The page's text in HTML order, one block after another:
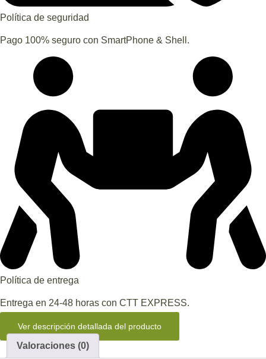
Política de seguridad
Pago 100% seguro con SmartPhone & Shell.
Política de entrega
Entrega en 24-48 horas con CTT EXPRESS.
Ver descripción detallada del producto
Valoraciones (0)